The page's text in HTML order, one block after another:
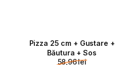
Pizza 25 cm + Gustare +
Băutura + Sos
58,96 lei